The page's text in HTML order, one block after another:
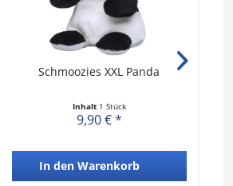
Schmoozies XXL Panda
Inhalt 1 Stück
9,90 € *
In den Warenkorb